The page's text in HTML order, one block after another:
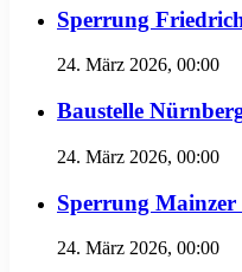
Sperrung
24. März 2026, 00:00
Baustelle
24. März 2026, 00:00
Sperrung
24. März 2026, 00:00